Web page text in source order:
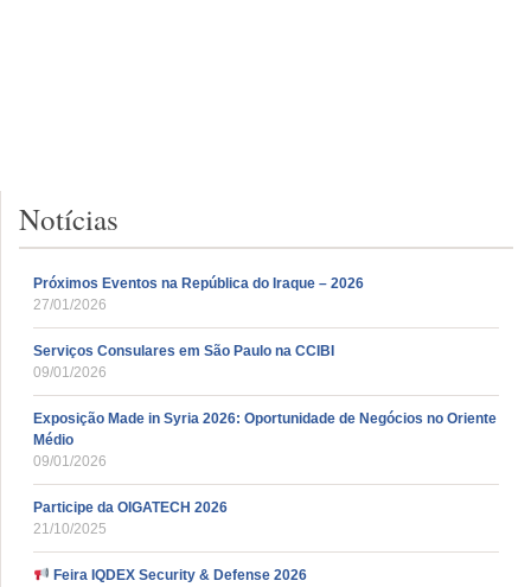
Notícias
Próximos Eventos na República do Iraque – 2026
27/01/2026
Serviços Consulares em São Paulo na CCIBI
09/01/2026
Exposição Made in Syria 2026: Oportunidade de Negócios no Oriente
Médio
09/01/2026
Participe da OIGATECH 2026
21/10/2025
Feira IQDEX Security & Defense 2026